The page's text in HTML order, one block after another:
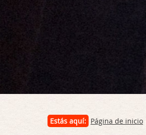
Estás aquí: Página de inicio